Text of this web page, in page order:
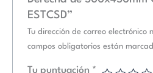
ESTCSD”
Tu dirección de correo electrónico
campos obligatorios están
Tu puntuación *